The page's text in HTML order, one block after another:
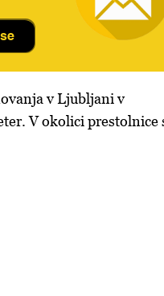
v Ljubljani v
V okolici prestolnice